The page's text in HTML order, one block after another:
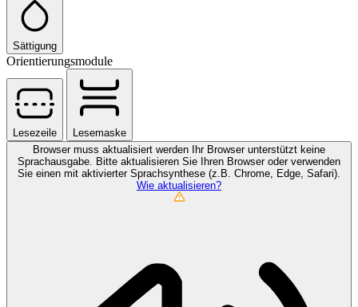
Sättigung
Orientierungsmodule
Lesezeile
Lesemaske
Browser muss aktualisiert werden
Ihr Browser unterstützt keine
Sprachausgabe. Bitte aktualisieren Sie Ihren Browser oder verwenden
Sie einen mit aktivierter Sprachsynthese (z.B. Chrome, Edge, Safari).
Wie aktualisieren?